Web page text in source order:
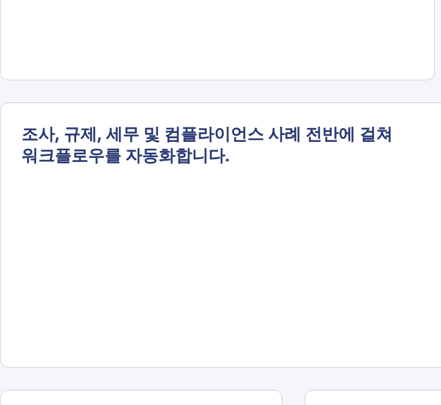
조사, 규제, 세무 및 컴플라이언스 사례 전반에 걸쳐
워크플로우를 자동화합니다.